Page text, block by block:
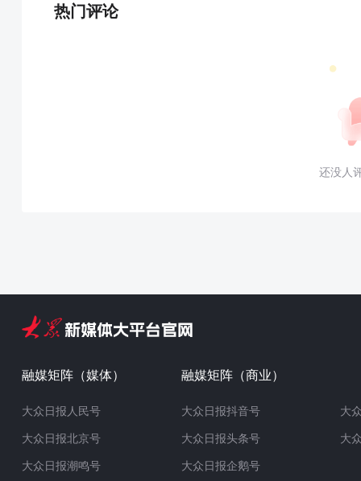
热门评论
还没人
融媒矩阵（媒体）
大众日报人民号
大众日报北京号
大众日报潮鸣号
融媒矩阵（商业）
大众日报抖音号
大众日报头条号
大众日报企鹅号
大
大